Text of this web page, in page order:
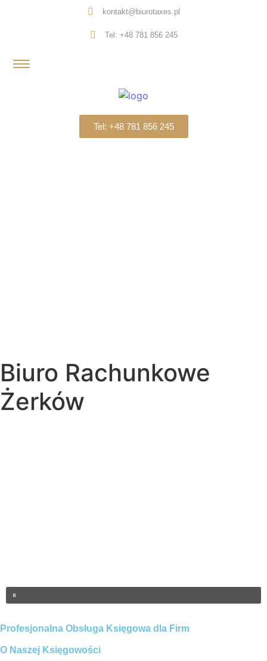
kontakt@biurotaxes.pl
Tel: +48 781 856 245
Tel: +48 781 856 245
Biuro Rachunkowe
Żerków
Profesjonalna Obsługa Księgowa dla Firm
O Naszej Księgowości